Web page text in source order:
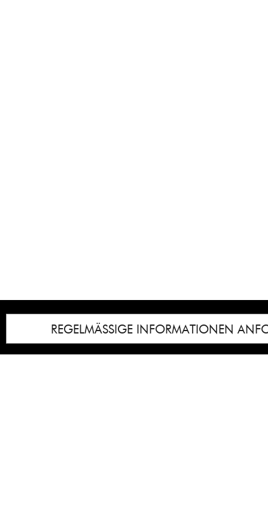
REGELMÄSSIGE INFORMATIONEN